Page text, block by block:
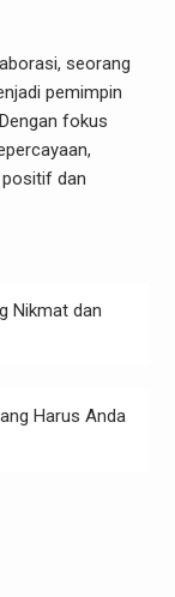
seorang
pemimpin
fokus
dan
Nikmat dan
Harus Anda